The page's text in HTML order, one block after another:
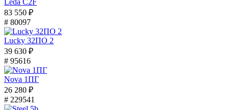
Leda C2F
83 550 ₽
# 80097
Lucky 32ПО 2
39 630 ₽
# 95616
Nova 1ПГ
26 280 ₽
# 229541